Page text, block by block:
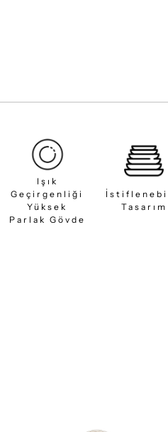
Işık
Geçirgenliği
Yüksek
Parlak Gövde
Tasarım